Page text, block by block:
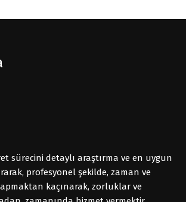
sürecini detaylı araştırma ve en uygun
profesyonel şekilde, zaman ve
kaçınarak, zorluklar ve